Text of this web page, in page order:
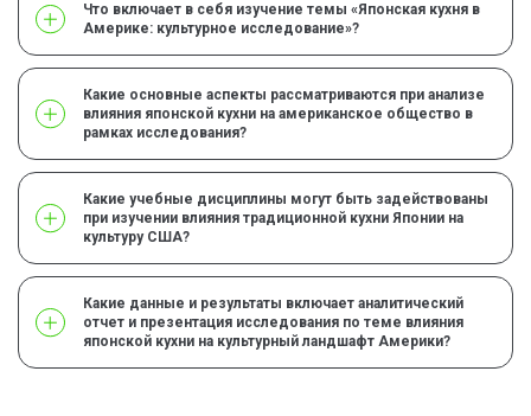
Что включает в себя изучение темы «Японская кухня в
Америке: культурное исследование»?
Какие основные аспекты рассматриваются при анализе
влияния японской кухни на американское общество в
рамках исследования?
Какие учебные дисциплины могут быть задействованы
при изучении влияния традиционной кухни Японии на
культуру США?
Какие данные и результаты включает аналитический
отчет и презентация исследования по теме влияния
японской кухни на культурный ландшафт Америки?